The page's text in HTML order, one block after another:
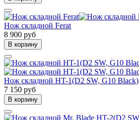
Нож складной Ferat
8 900 руб
В корзину
Нож складной HT-1(D2 SW, G10 Black)
7 150 руб
В корзину